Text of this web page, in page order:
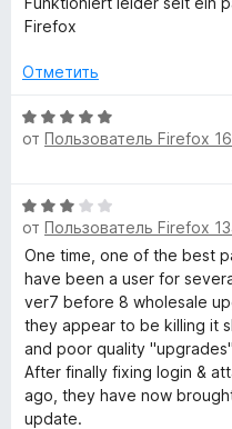
н
н
н
а
з
5
Firefox
Отметить
О
ц
е
н
о
н
а
5
и
з
5
от Пользователь Firefox
О
ц
е
н
е
н
о
н
а
3
от Пользователь Firefox
One time, one of the best
have been a user for
ver7 before 8 wholesale
they appear to be killing it
and poor quality "upgrades"
After finally fixing login &
ago, they have now
update.